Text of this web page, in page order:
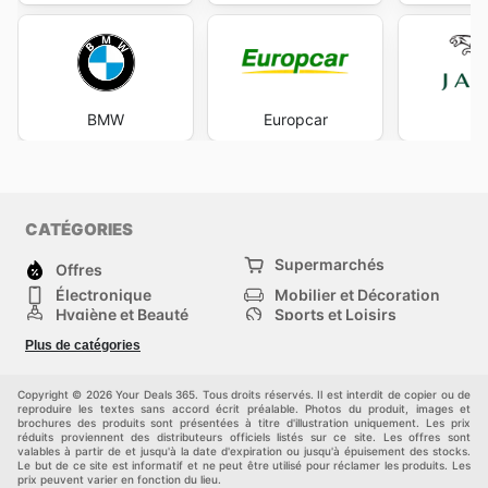
BMW Europcar
CATÉGORIES
Offres
Supermarchés
Électronique
Mobilier et Décoration
Hygiène et Beauté
Sports et Loisirs
Mode
Animalerie
maison
Plus de catégories
Copyright © 2026 Your Deals 365. Tous droits réservés. Il est interdit de copier ou de
reproduire les textes sans accord écrit préalable. Photos du produit, images et
brochures des produits sont présentées à titre d'illustration uniquement. Les prix
réduits proviennent des distributeurs officiels listés sur ce site. Les offres sont
valables à partir de et jusqu'à la date d'expiration ou jusqu'à épuisement des stocks.
Le but de ce site est informatif et ne peut être utilisé pour réclamer les produits. Les
prix peuvent varier en fonction du lieu.